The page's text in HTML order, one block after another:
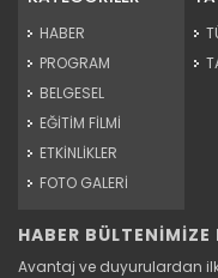
Balıkçılıkta çığır
Tarım ve Orman
HABER
PROGRAM
BELGESEL
EĞİTİM FİLMİ
ETKİNLİKLER
FOTO GALERİ
HABER
Avantaj ve duyurulardan